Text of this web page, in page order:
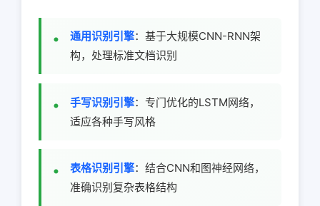
通用识别引擎：基于大规模CNN-RNN架
构，处理标准文档识别
手写识别引擎：专门优化的LSTM网络，
适应各种手写风格
表格识别引擎：结合CNN和图神经网络，
准确识别复杂表格结构